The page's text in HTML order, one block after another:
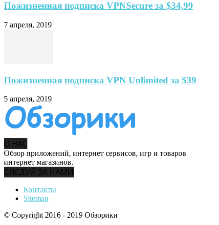
Пожизненная подписка VPNSecure за $34,99
7 апреля, 2019
Пожизненная подписка VPN Unlimited за $39
5 апреля, 2019
О НАС
Обзор приложений, интернет сервисов, игр и товаров
интернет магазинов.
СЛЕДУЙ ЗА НАМИ
Контакты
Sitemap
© Copyright 2016 - 2019 Обзорики